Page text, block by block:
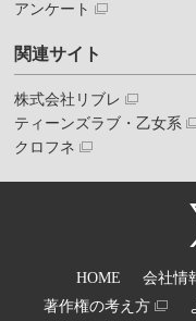
アンケート
関連サイト
株式会社リブレ
ティーンズラブ・乙女系
クロフネ
HOME 会社情
著作権の考え方